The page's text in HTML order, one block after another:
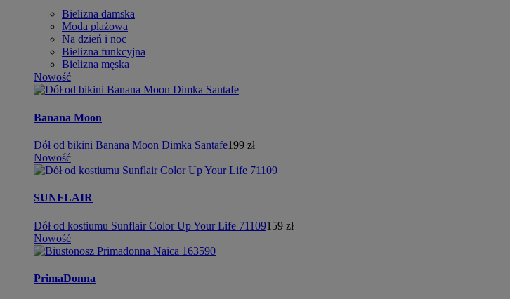
Bielizna damska
Moda plażowa
Na dzień i noc
Bielizna funkcyjna
Bielizna męska
Nowość
Banana Moon
Dół od bikini Banana Moon Dimka Santafe199 zł
Nowość
SUNFLAIR
Dół od kostiumu Sunflair Color Up Your Life 71109159 zł
Nowość
PrimaDonna